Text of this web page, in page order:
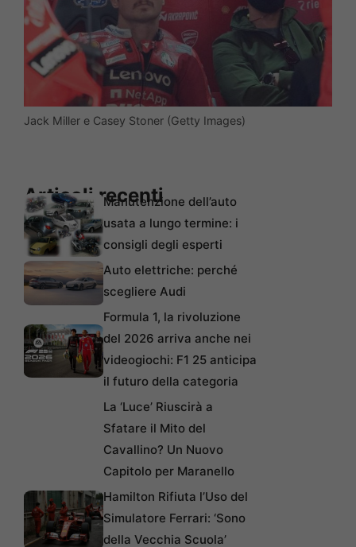
Jack Miller e Casey Stoner (Getty Images)
Articoli recentiManutenzione dell’auto
usata a lungo termine: i
consigli degli esperti
Auto elettriche: perché
scegliere Audi
Formula 1, la rivoluzione
del 2026 arriva anche nei
videogiochi: F1 25 anticipa
il futuro della categoria
La ‘Luce’ Riuscirà a
Sfatare il Mito del
Cavallino? Un Nuovo
Capitolo per Maranello
Hamilton Rifiuta l’Uso del
Simulatore Ferrari: ‘Sono
della Vecchia Scuola’